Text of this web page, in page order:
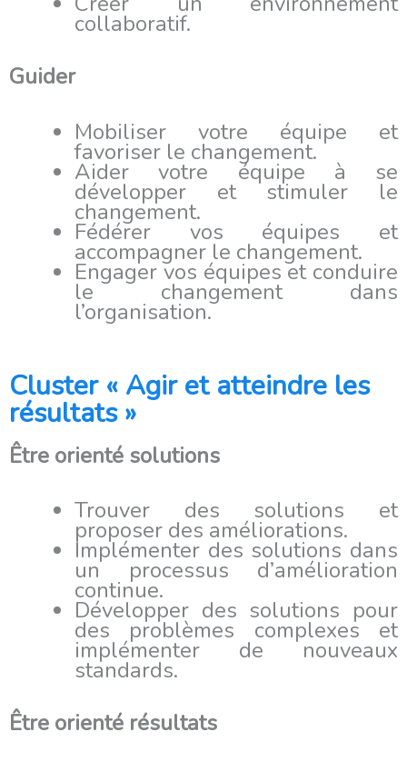
collaboratif.
Guider
Mobiliser votre équipe et
favoriser le changement.
Aider votre équipe à se
développer et stimuler le
changement.
Fédérer vos équipes et
accompagner le changement.
Engager vos équipes et conduire
le changement dans
l’organisation.
Cluster « Agir et atteindre les
résultats »
Être orienté solutions
Trouver des solutions et
proposer des améliorations.
Implémenter des solutions dans
un processus d’amélioration
continue.
Développer des solutions pour
des problèmes complexes et
implémenter de nouveaux
standards.
Être orienté résultats